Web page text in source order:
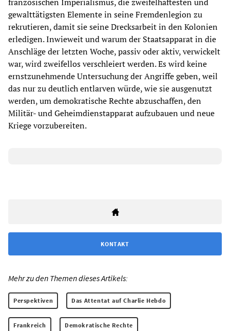
französischen Imperialismus, die zweifelhaftesten und
gewalttätigsten Elemente in seine Fremdenlegion zu
rekrutieren, damit sie seine Drecksarbeit in den Kolonien
erledigen. Inwieweit und warum der Staatsapparat in die
Anschläge der letzten Woche, passiv oder aktiv, verwickelt
war, wird zweifellos verschleiert werden. Es wird keine
ernstzunehmende Untersuchung der Angriffe geben, weil
das nur zu deutlich entlarven würde, wie sie ausgenutzt
werden, um demokratische Rechte abzuschaffen, den
Militär- und Geheimdienstapparat aufzubauen und neue
Kriege vorzubereiten.
KONTAKT
Mehr zu den Themen dieses Artikels:
Perspektiven Das Attentat auf Charlie Hebdo
Frankreich Demokratische Rechte